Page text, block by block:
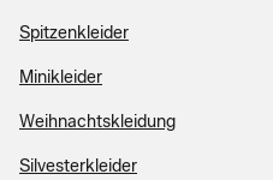
Spitzenkleider
Minikleider
Weihnachtskleidung
Silvesterkleider